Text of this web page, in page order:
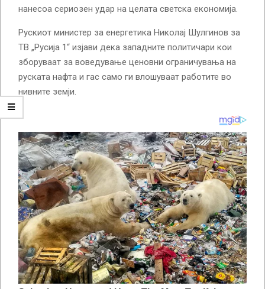
нанесоа сериозен удар на целата светска економија.
Рускиот министер за енергетика Николај Шулгинов за
ТВ „Русија 1“ изјави дека западните политичари кои
зборуваат за воведување ценовни ограничувања на
руската нафта и гас само ги влошуваат работите во
нивните земји.